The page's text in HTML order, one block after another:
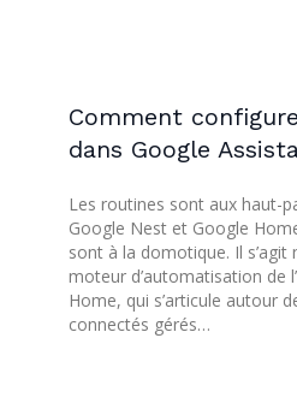
Comment
dans Google
Les routines sont aux haut-
Google Nest et Google
sont à la domotique. Il s’agit
moteur d’automatisation de
Home, qui s’articule autour
connectés gérés…